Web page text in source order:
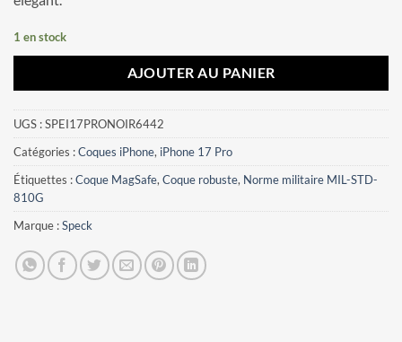
1 en stock
AJOUTER AU PANIER
UGS :SPEI17PRONOIR6442
Catégories :Coques iPhone, iPhone 17 Pro
Étiquettes :Coque MagSafe, Coque robuste, Norme militaire MIL-STD-
810G
Marque :Speck